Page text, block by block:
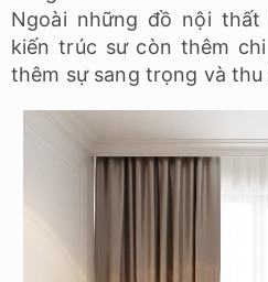
Ngoài những đồ nội
kiến trúc sư còn thêm
thêm sự sang trọng và